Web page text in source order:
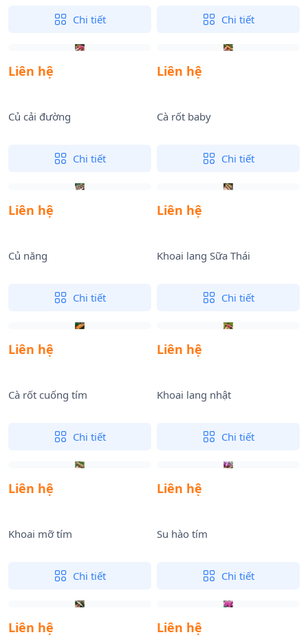
Chi tiết Chi tiết
Liên hệ
Củ cải đường
Chi tiết
Liên hệ
Cà rốt baby
Chi tiết
Liên hệ
Củ năng
Chi tiết
Liên hệ
Khoai lang Sữa Thái
Chi tiết
Liên hệ
Cà rốt cuống tím
Chi tiết
Liên hệ
Khoai lang nhật
Chi tiết
Liên hệ
Khoai mỡ tím
Chi tiết
Liên hệ
Su hào tím
Chi tiết
Liên hệ Liên hệ